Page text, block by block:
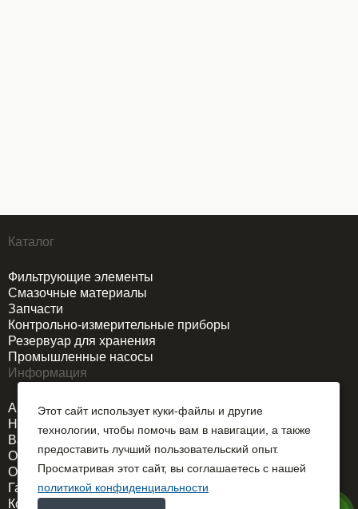
Каталог
Фильтрующие элементы
Смазочные материалы
Запчасти
Контрольно-измерительные приборы
Резервуар для хранения
Промышленные насосы
Информация
Акции
Новости
Вакансии
О компании
Оплата и доставка
Гарантия
Контакты
Этот сайт использует куки-файлы и другие
технологии, чтобы помочь вам в навигации, а также
предоставить лучший пользовательский опыт.
Просматривая этот сайт, вы соглашаетесь с нашей
политикой конфиденциальности